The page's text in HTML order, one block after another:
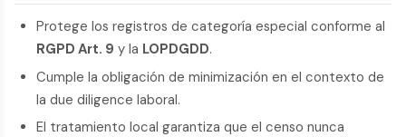
Protege los registros de categoría especial conforme al
RGPD Art. 9 y la LOPDGDD.
Cumple la obligación de minimización en el contexto de
la due diligence laboral.
El tratamiento local garantiza que el censo nunca